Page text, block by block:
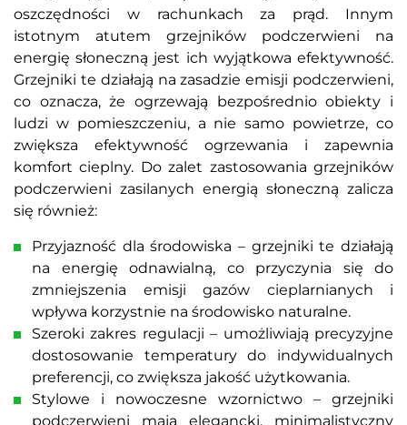
oszczędności w rachunkach za prąd. Innym
istotnym atutem grzejników podczerwieni na
energię słoneczną jest ich wyjątkowa efektywność.
Grzejniki te działają na zasadzie emisji podczerwieni,
co oznacza, że ogrzewają bezpośrednio obiekty i
ludzi w pomieszczeniu, a nie samo powietrze, co
zwiększa efektywność ogrzewania i zapewnia
komfort cieplny. Do zalet zastosowania grzejników
podczerwieni zasilanych energią słoneczną zalicza
się również:
Przyjazność dla środowiska – grzejniki te działają
na energię odnawialną, co przyczynia się do
zmniejszenia emisji gazów cieplarnianych i
wpływa korzystnie na środowisko naturalne.
Szeroki zakres regulacji – umożliwiają precyzyjne
dostosowanie temperatury do indywidualnych
preferencji, co zwiększa jakość użytkowania.
Stylowe i nowoczesne wzornictwo – grzejniki
podczerwieni mają elegancki, minimalistyczny